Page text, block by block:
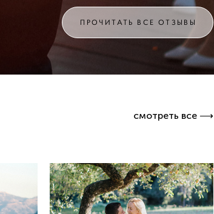
ПРОЧИТАТЬ ВСЕ ОТЗЫВЫ
смотреть все ⟶